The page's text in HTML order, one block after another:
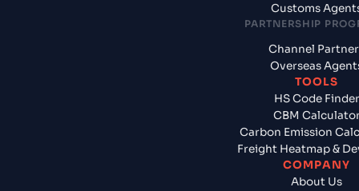
Customs
PARTNERSHIP
Channel
Overseas
TOOLS
HS Code Finder
CBM
Carbon Emission
Freight Heatmap &
COMPANY
About Us